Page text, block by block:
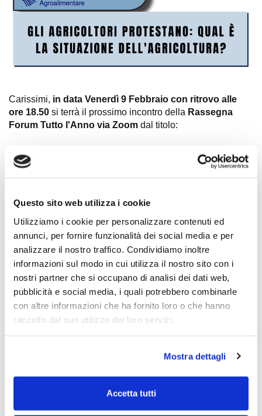
Questo sito web utilizza i cookie
Utilizziamo i cookie per personalizzare contenuti ed
annunci, per fornire funzionalità dei social media e per
analizzare il nostro traffico. Condividiamo inoltre
informazioni sul modo in cui utilizza il nostro sito con i
nostri partner che si occupano di analisi dei dati web,
pubblicità e social media, i quali potrebbero combinarle
con altre informazioni che ha fornito loro o che hanno
raccolto dal suo utilizzo dei loro servizi.
Mostra dettagli
Accetta tutti
Carissimi, in data Venerdì 9 Febbraio con ritrovo alle
ore 18.50 si terrà il prossimo incontro della Rassegna
Forum Tutto l'Anno via Zoom dal titolo:
Gli agricoltori protestano: qual è la
situazione dell'agricoltura
mondo agricolo.
Sarà possibile partecipare
online in diretta
streaming
iscrizione obbligatoria.
Per ricevere il link di Zoom è
necessario registrarsi entro le ore 12:00Venerdi 9
febbraioa questo
link: https://forms.gle/7U8Cmv1a5hm1zeb19
, per un inizio puntuale dei lavori alle
per il rispetto di tutti i partecipanti, informiamo che dopo
le 19.10 NON SARA' PIU' POSSIBILE accedere alla